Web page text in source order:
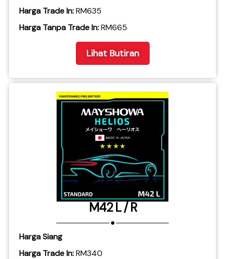
Harga Trade In:RM635
​Harga Tanpa Trade In:RM665
Lihat Butiran
M42 L / R
Harga Siang
Harga Trade In:RM340